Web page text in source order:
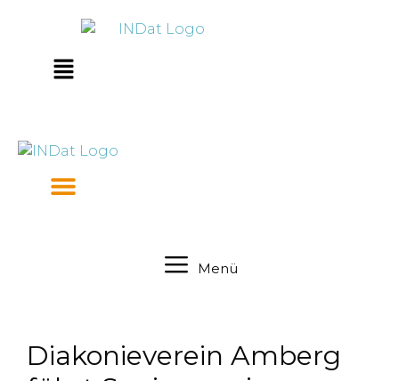
Main
Menü
Diakonieverein Amberg